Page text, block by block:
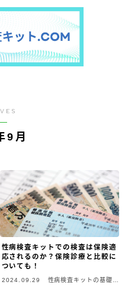
9月
性病検査キットでの検査は保険適
応されるのか？保険診療と比較に
ついても！
2024.09.29
性病検査キットの基礎知